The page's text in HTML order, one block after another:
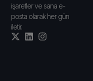
işaretler ve sana e-
posta olarak her gün
iletir.